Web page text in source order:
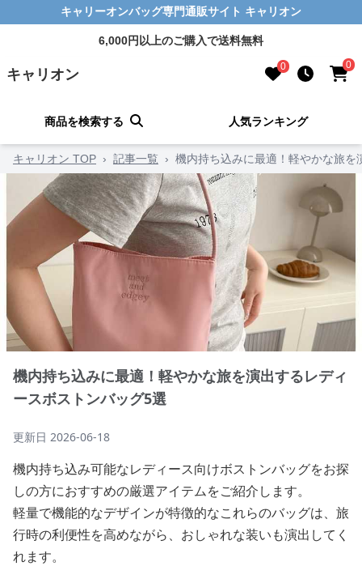
キャリーオンバッグ専門通販サイト キャリオン
6,000円以上のご購入で送料無料
キャリオン 0 0
商品を検索する 人気ランキング
キャリオン TOP › 記事一覧 › 機内持ち込みに最適！軽やかな旅
機内持ち込みに最適！軽やかな旅を演出するレディ
ースボストンバッグ5選
更新日 2026-06-18
機内持ち込み可能なレディース向けボストンバッグをお探
しの方におすすめの厳選アイテムをご紹介します。
軽量で機能的なデザインが特徴的なこれらのバッグは、旅
行時の利便性を高めながら、おしゃれな装いも演出してく
れます。